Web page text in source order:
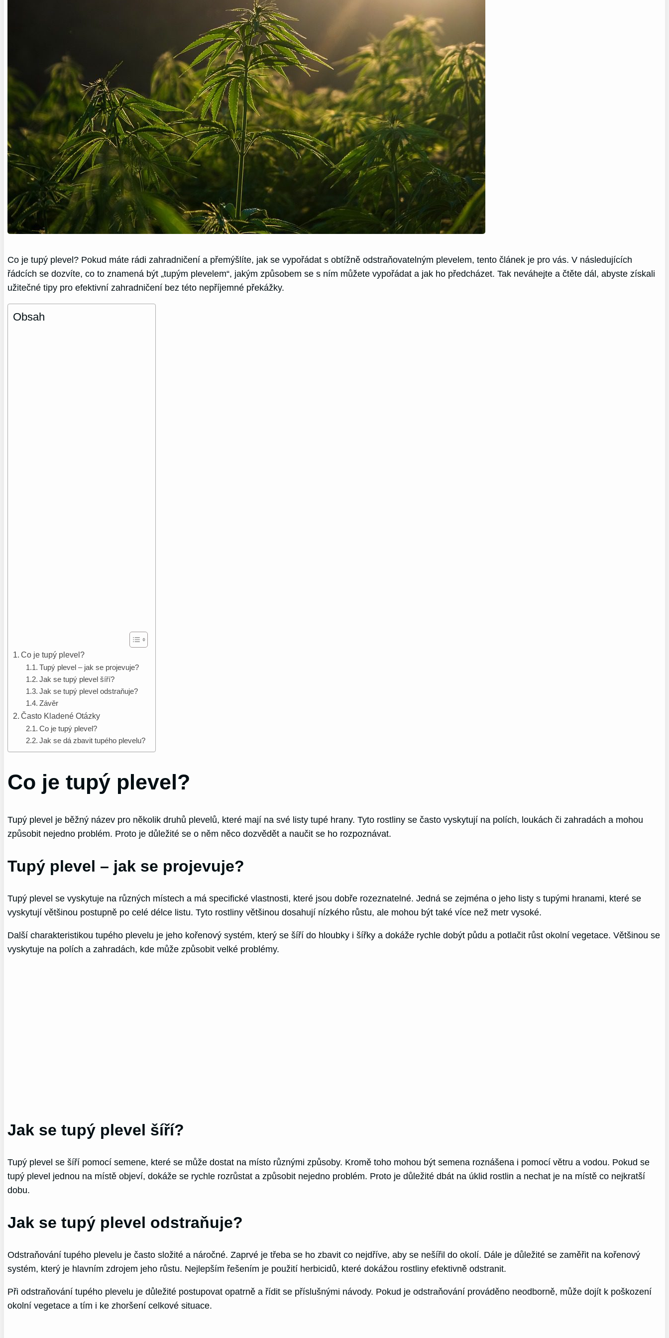
Co je tupý plevel? Pokud máte rádi zahradničení a přemýšlíte, jak se vypořádat s obtížně odstraňovatelným plevelem, tento článek je pro vás. V následujících
řádcích se dozvíte, co to znamená být „tupým plevelem“, jakým způsobem se s ním můžete vypořádat a jak ho předcházet. Tak neváhejte a čtěte dál, abyste získali
užitečné tipy pro efektivní zahradničení bez této nepříjemné překážky.
Obsah
Co je tupý plevel?
Tupý plevel – jak se projevuje?
Jak se tupý plevel šíří?
Jak se tupý plevel odstraňuje?
Závěr
Často Kladené Otázky
Co je tupý plevel?
Jak se dá zbavit tupého plevelu?
Co je tupý plevel?
Tupý plevel je běžný název pro několik druhů plevelů, které mají na své listy tupé hrany. Tyto rostliny se často vyskytují na polích, loukách či zahradách a mohou
způsobit nejedno problém. Proto je důležité se o něm něco dozvědět a naučit se ho rozpoznávat.
Tupý plevel – jak se projevuje?
Tupý plevel se vyskytuje na různých místech a má specifické vlastnosti, které jsou dobře rozeznatelné. Jedná se zejména o jeho listy s tupými hranami, které se
vyskytují většinou postupně po celé délce listu. Tyto rostliny většinou dosahují nízkého růstu, ale mohou být také více než metr vysoké.
Další charakteristikou tupého plevelu je jeho kořenový systém, který se šíří do hloubky i šířky a dokáže rychle dobýt půdu a potlačit růst okolní vegetace. Většinou se
vyskytuje na polích a zahradách, kde může způsobit velké problémy.
Jak se tupý plevel šíří?
Tupý plevel se šíří pomocí semene, které se může dostat na místo různými způsoby. Kromě toho mohou být semena roznášena i pomocí větru a vodou. Pokud se
tupý plevel jednou na místě objeví, dokáže se rychle rozrůstat a způsobit nejedno problém. Proto je důležité dbát na úklid rostlin a nechat je na místě co nejkratší
dobu.
Jak se tupý plevel odstraňuje?
Odstraňování tupého plevelu je často složité a náročné. Zaprvé je třeba se ho zbavit co nejdříve, aby se nešířil do okolí. Dále je důležité se zaměřit na kořenový
systém, který je hlavním zdrojem jeho růstu. Nejlepším řešením je použití herbicidů, které dokážou rostliny efektivně odstranit.
Při odstraňování tupého plevelu je důležité postupovat opatrně a řídit se příslušnými návody. Pokud je odstraňování prováděno neodborně, může dojít k poškození
okolní vegetace a tím i ke zhoršení celkové situace.